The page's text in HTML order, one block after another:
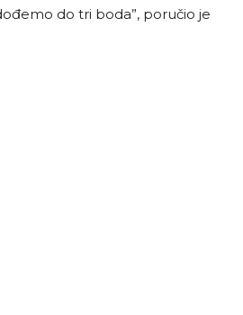
do tri boda”, poručio je